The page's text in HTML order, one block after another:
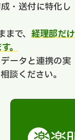
・送付に特化し
まで、経理部だけ
。
ータと連携の実
談ください。